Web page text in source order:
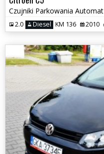
Czujniki Parkowania Automat
2.0 Diesel KM 136 2010